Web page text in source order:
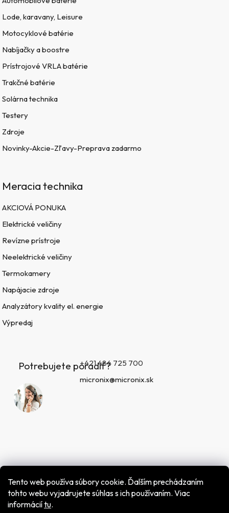
Tento web používa súbory cookie. Ďalším prechádzaním
tohto webu vyjadrujete súhlas s ich používaním. Viac
informáciítu.
Lode, karavany, Leisure
Motocyklové batérie
Nabíjačky a boostre
Prístrojové VRLA batérie
Trakčné batérie
Solárna technika
Testery
Zdroje
Novinky-Akcie-Zľavy-Preprava zadarmo
Meracia technika
AKCIOVÁ PONUKA
Elektrické veličiny
Revízne prístroje
Neelektrické veličiny
Termokamery
Napájacie zdroje
Analyzátory kvality el. energie
Výpredaj
Potrebujete poradiť?+421 484 725 700
micronix@micronix.sk